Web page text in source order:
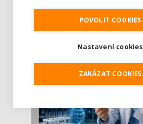
Pojem protein již nějakou dobu
POVOLIT COOKIES
Nastavení cookies
ZAKÁZAT COOKIES